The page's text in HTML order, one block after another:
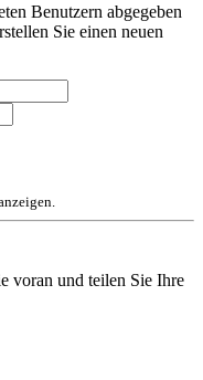
Benutzern abgegeben
Sie einen neuen
voran und teilen Sie Ihre